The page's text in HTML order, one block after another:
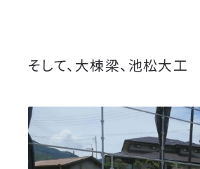
そして、大棟梁、池松大工